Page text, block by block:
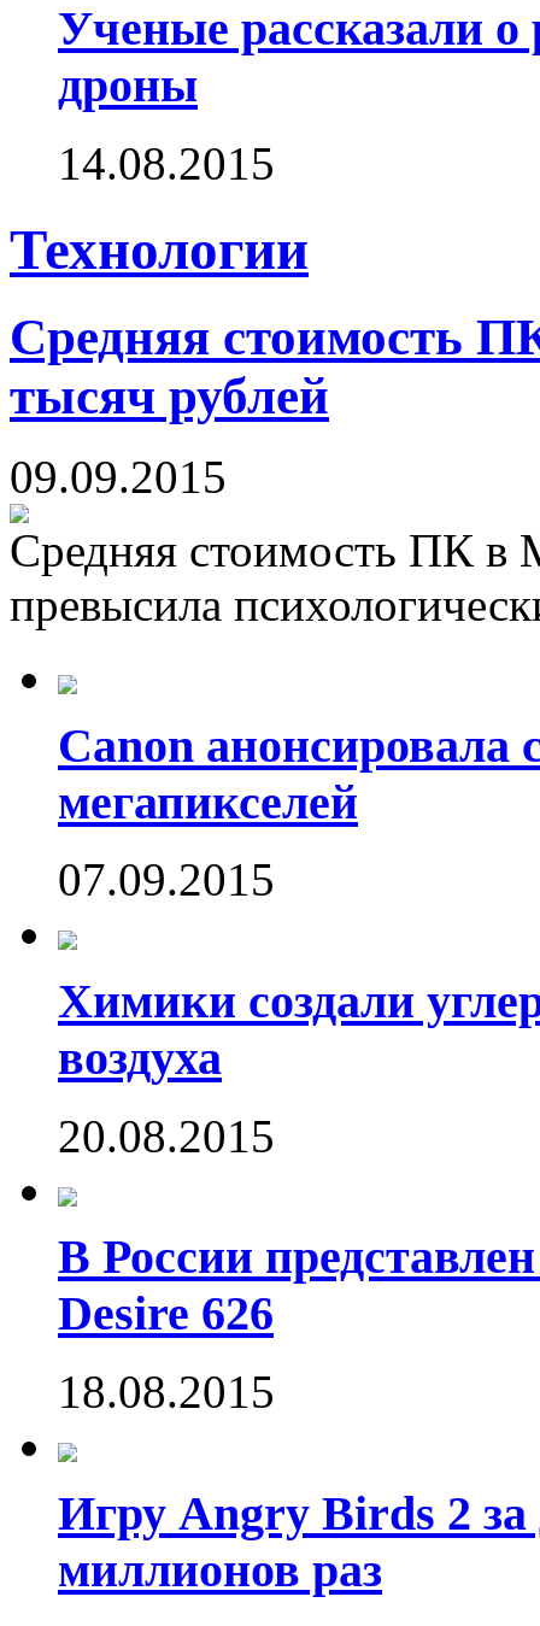
Ученые рассказали о
дроны
14.08.2015
Технологии
Средняя стоимость
тысяч рублей
09.09.2015
Средняя стоимость ПК в
превысила
Canon анонсировала
мегапикселей
07.09.2015
Химики создали
воздуха
20.08.2015
В России
Desire 626
18.08.2015
Игру Angry Birds 2 за
миллионов раз